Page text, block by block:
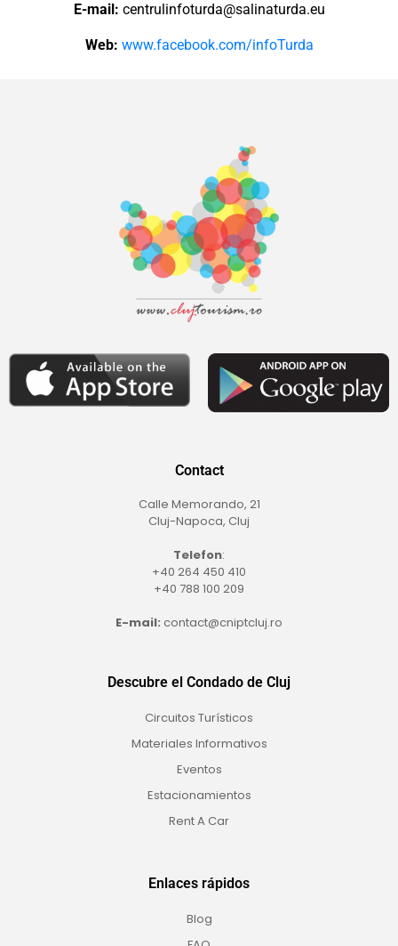
E-mail: centrulinfoturda@salinaturda.eu
Web: www.facebook.com/infoTurda
Contact
Calle Memorando, 21
Cluj-Napoca, Cluj
Telefon:
+40 264 450 410
+40 788 100 209
E-mail: contact@cniptcluj.ro
Descubre el Condado de Cluj
Circuitos Turísticos
Materiales Informativos
Eventos
Estacionamientos
Rent A Car
Enlaces rápidos
Blog